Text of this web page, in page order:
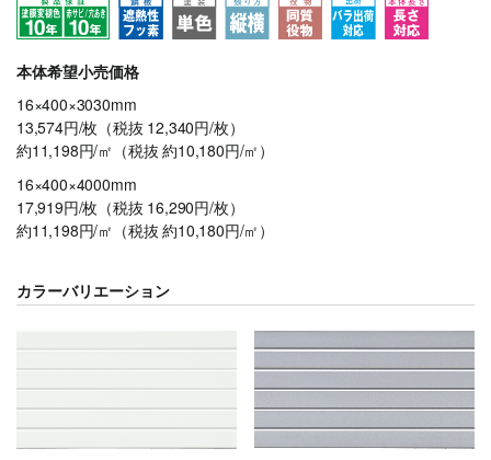
本体希望小売価格
16×400×3030mm
13,574円/枚（税抜 12,340円/枚）
約11,198円/㎡（税抜 約10,180円/㎡）
16×400×4000mm
17,919円/枚（税抜 16,290円/枚）
約11,198円/㎡（税抜 約10,180円/㎡）
カラーバリエーション